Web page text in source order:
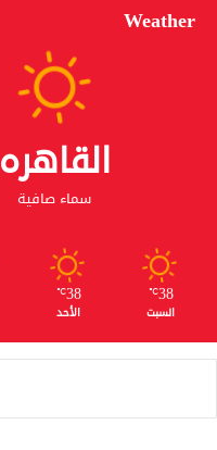
Weather
القاهره
سماء صافية
38
℃
السبت
38
℃
الأحد